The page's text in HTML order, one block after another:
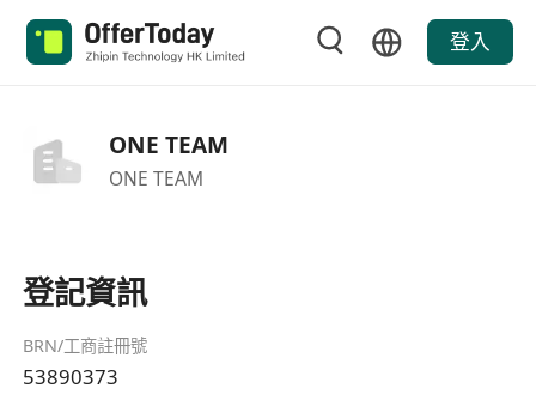
登入
ONE TEAM
ONE TEAM
登記資訊
BRN/工商註冊號
53890373